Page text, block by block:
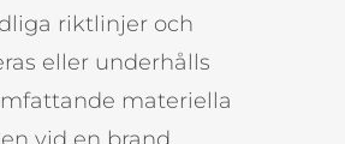
riktlinjer och
eller underhålls
materiella